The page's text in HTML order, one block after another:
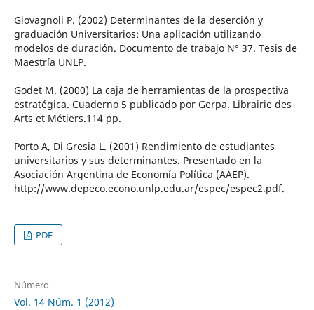
Giovagnoli P. (2002) Determinantes de la deserción y
graduación Universitarios: Una aplicación utilizando
modelos de duración. Documento de trabajo N° 37. Tesis de
Maestría UNLP.
Godet M. (2000) La caja de herramientas de la prospectiva
estratégica. Cuaderno 5 publicado por Gerpa. Librairie des
Arts et Métiers.114 pp.
Porto A, Di Gresia L. (2001) Rendimiento de estudiantes
universitarios y sus determinantes. Presentado en la
Asociación Argentina de Economía Política (AAEP).
http://www.depeco.econo.unlp.edu.ar/espec/espec2.pdf.
PDF
Número
Vol. 14 Núm. 1 (2012)